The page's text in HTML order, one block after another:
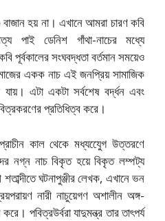
হয় না। এখানে আমরা চারণ কবি
পাই ডেনিশ গাঁথা-নাচের মধ্যে
সংঘবদ্ধতা বর্তমান সময়েও
একক নাচ এই জনপ্রিয় সামাজিক
যায়। এটা একটা সর্বশেষ বর্দ্ধন এবং
প্রতিধিত্ব করে।
কাল থেকে মধ্যযুেেগ উত্তরণে
নগ্ন নাচ বিকৃত হয়ে বিকৃত লম্পট্য
ঘটনাপুঞ্জীর লেখক, এখানে ভন
নারী নাচুয়েগণ অশালীন অঙ্গ-
পবিত্রউর্বরা যাদুমন্ত্র তার তাৎপর্য